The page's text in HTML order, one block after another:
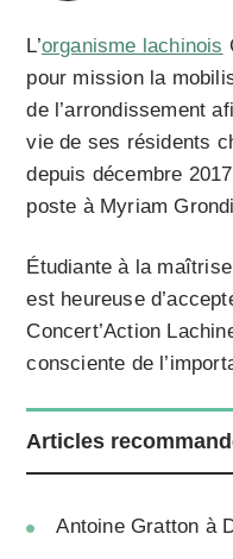
L’organisme lachinois
pour mission la
de l’arrondissement
vie de ses résidents
depuis décembre
poste à Myriam
Étudiante à la
est heureuse
Concert’Action
consciente de
Articles
Antoine Gratton à